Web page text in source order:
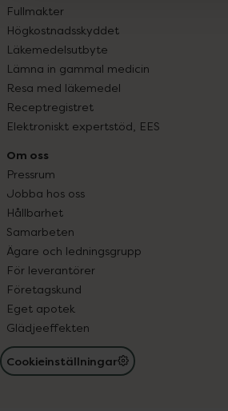
Fullmakter
Högkostnadsskyddet
Läkemedelsutbyte
Lämna in gammal medicin
Resa med läkemedel
Receptregistret
Elektroniskt expertstöd, EES
Om oss
Pressrum
Jobba hos oss
Hållbarhet
Samarbeten
Ägare och ledningsgrupp
För leverantörer
Företagskund
Eget apotek
Glädjeeffekten
Cookieinställningar